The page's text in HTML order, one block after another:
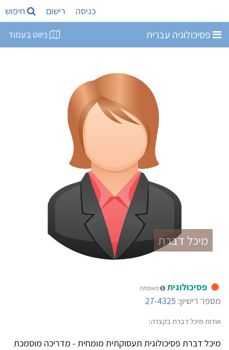
כניסה רישום חיפוש
פסיכולוגיה עברית ניווט בעמוד
מיכל דברת
פסיכולוגית מאומתת
מספר רישיון: 27-4325
אודות מיכל דברת בקצרה:
מיכל דברת פסיכולוגית תעסוקתית מומחית - מדריכה מוסמכת